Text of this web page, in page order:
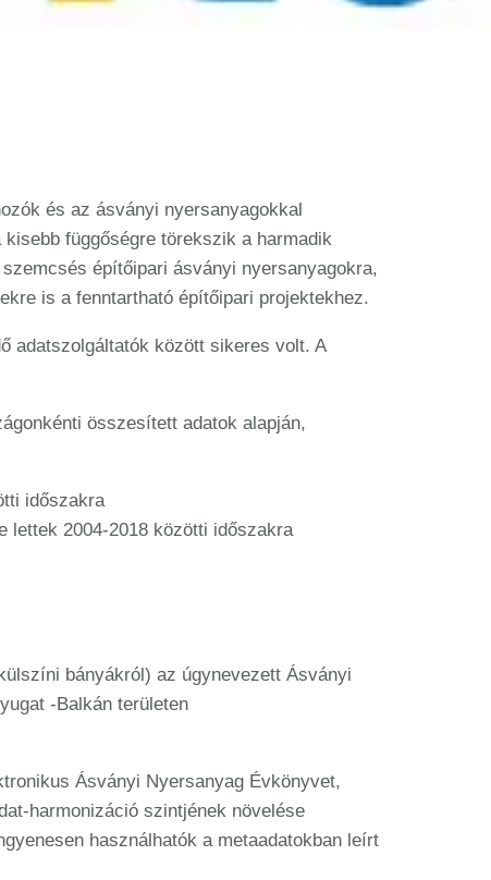
és az ásványi nyersanyagokkal
függőségre törekszik a harmadik
építőipari ásványi nyersanyagokra,
is a fenntartható építőipari projektekhez.
adatszolgáltatók között sikeres volt. A
összesített adatok alapján,
időszakra
lettek 2004-2018 közötti időszakra
bányákról) az úgynevezett Ásványi
-Balkán területen
Ásványi Nyersanyag Évkönyvet,
harmonizáció szintjének növelése
használhatók a metaadatokban leírt